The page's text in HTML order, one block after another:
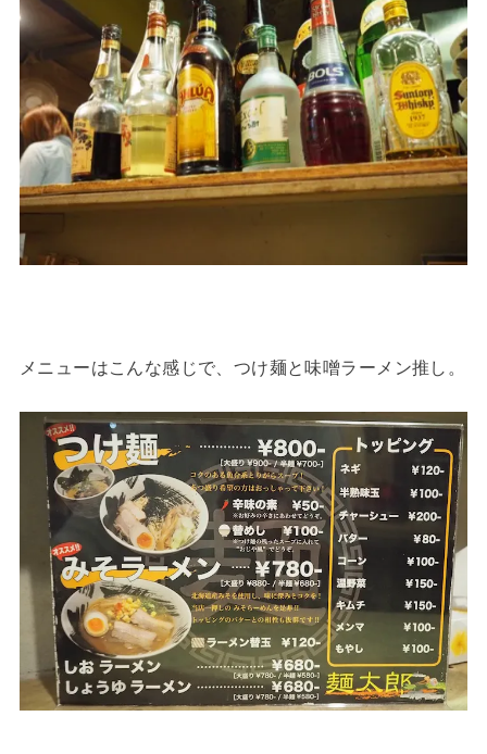
メニューはこんな感じで、つけ麺と味噌ラーメン推し。